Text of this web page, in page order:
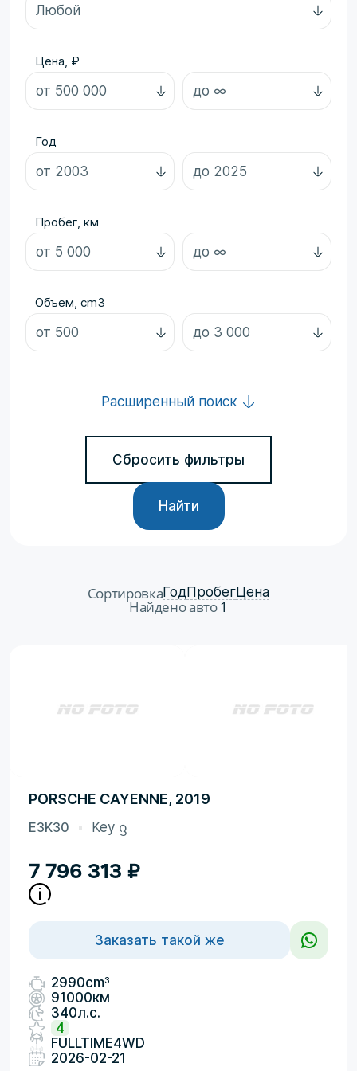
Цена, ₽
Год
Пробег, км
Объем, cm3
Расширенный поиск
Сбросить фильтры
Найти
СортировкаГодПробегЦена
Найдено авто1
PORSCHE CAYENNE, 2019
E3K30 Key ᦋ
7 796 313 ₽
Заказать такой же
2990cm3
91000км
340л.с.
4
FULLTIME4WD
2026-02-21